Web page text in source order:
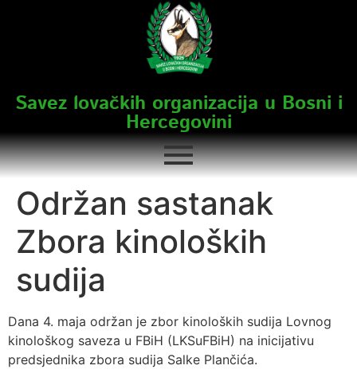
Savez lovačkih organizacija u Bosni i
Hercegovini
Održan sastanak
Zbora kinoloških
sudija
Dana 4. maja održan je zbor kinoloških sudija Lovnog
kinološkog saveza u FBiH (LKSuFBiH) na inicijativu
predsjednika zbora sudija Salke Plančića.